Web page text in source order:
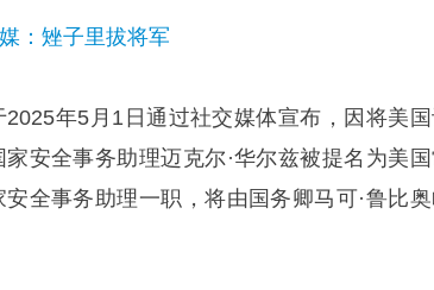
：矬子里拔将军
年5月1日通过社交媒体宣布，因将美
安全事务助理迈克尔·华尔兹被提名为美国
全事务助理一职，将由国务卿马可·鲁比